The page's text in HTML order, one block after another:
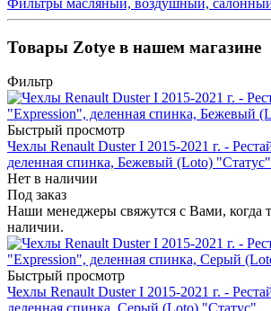
Товары Zotye в нашем магазине
Фильтр
Быстрый просмотр
Чехлы Renault Duster I 2015-2021 г. -
деленная спинка, Бежевый (Loto) "Статус"
Нет в наличии
Под заказ
Наши менеджеры свяжутся с Вами, когда
наличии.
Быстрый просмотр
Чехлы Renault Duster I 2015-2021 г. -